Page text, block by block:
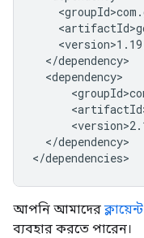
</dependency>
আপনি আমাদের
ব্যবহার করতে পারেন।